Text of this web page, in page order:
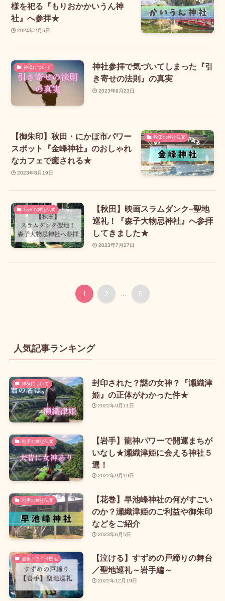
様を祀る『もりおかかいうん神
社』へ参拝★
2024年2月5日
神様について
神社参拝で気づいてしまった『引
き寄せの法則』の真実
2023年9月23日
秋田の神社仏閣
【御朱印】秋田・にかほ市パワー
スポット『金峰神社』のおしゃれ
なカフェで癒される★
2023年8月19日
秋田の神社仏閣
【秋田】映画スラムダンク−聖地
巡礼！『森子大物忌神社』へ参拝
してきました★
2023年7月27日
1 2 5
人気記事ランキング
神様について
封印された？謎の女神？『瀬織津
姫』の正体がわかった件★
2022年9月11日
岩手の神社仏閣
【岩手】龍神パワーで開運まちが
いなし★瀬織津姫に会える神社５
選！
2022年9月19日
岩手の神社仏閣
【花巻】早池峰神社の何がすごい
のか？瀬織津姫のご利益や御朱印
などをご紹介
2023年6月5日
漫画・アニメ聖地
【泣ける】すずめの戸締りの舞台
／聖地巡礼～岩手編～
2022年12月19日